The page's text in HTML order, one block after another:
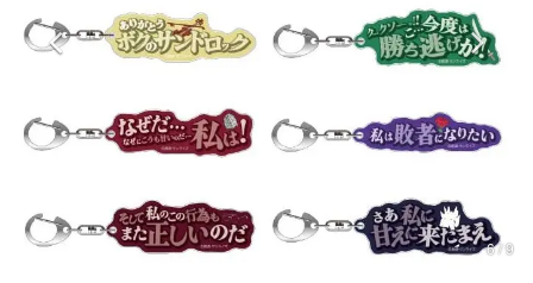
特集記事
女性向け
その他 6 / 9